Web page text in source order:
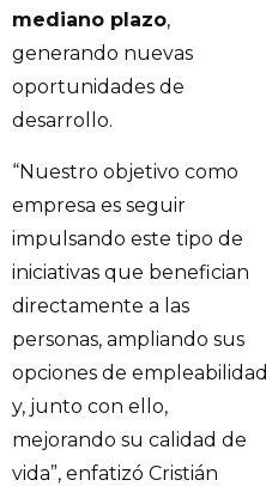
mediano plazo,
generando nuevas
oportunidades de
desarrollo.
“Nuestro objetivo como
empresa es seguir
impulsando este tipo de
iniciativas que benefician
directamente a las
personas, ampliando sus
opciones de empleabilidad
y, junto con ello,
mejorando su calidad de
vida”, enfatizó Cristián